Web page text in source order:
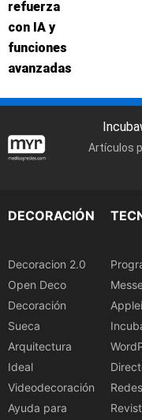
refuerza
con IA y
funciones
avanzadas
Artículos
DECORACIÓN
Decoracion 2.0
Open Deco
Decoración
Sueca
Arquitectura
Ideal
Videodecoración
Ayuda para